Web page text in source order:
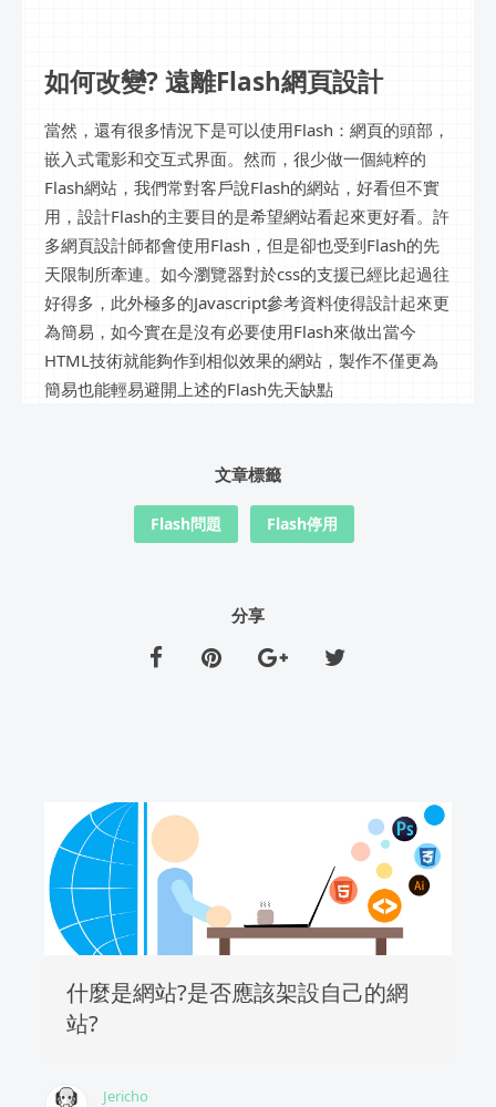
如何改變? 遠離Flash網頁設計
當然，還有很多情況下是可以使用Flash：網頁的頭部，
嵌入式電影和交互式界面。然而，很少做一個純粹的
Flash網站，我們常對客戶說Flash的網站，好看但不實
用，設計Flash的主要目的是希望網站看起來更好看。許
多網頁設計師都會使用Flash，但是卻也受到Flash的先
天限制所牽連。如今瀏覽器對於css的支援已經比起過往
好得多，此外極多的Javascript參考資料使得設計起來更
為簡易，如今實在是沒有必要使用Flash來做出當今
HTML技術就能夠作到相似效果的網站，製作不僅更為
簡易也能輕易避開上述的Flash先天缺點
文章標籤
Flash問題 Flash停用
分享
什麼是網站?是否應該架設自己的網
站?
Jericho